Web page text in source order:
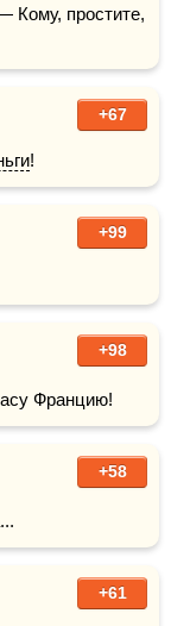
Кому, простите,
+67
!
+99
+98
Францию!
+58
+61